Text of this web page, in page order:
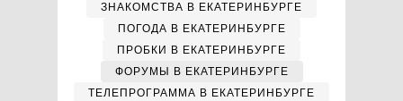
ЗНАКОМСТВА В ЕКАТЕРИНБУРГЕ
ПОГОДА В ЕКАТЕРИНБУРГЕ
ПРОБКИ В ЕКАТЕРИНБУРГЕ
ФОРУМЫ В ЕКАТЕРИНБУРГЕ
ТЕЛЕПРОГРАММА В ЕКАТЕРИНБУРГЕ